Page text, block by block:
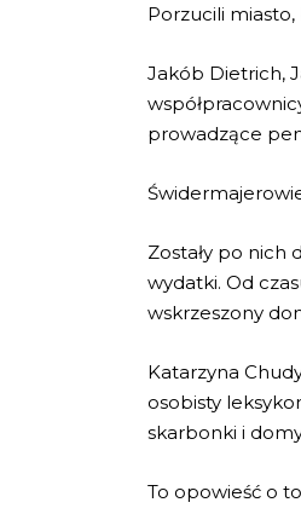
Porzucili miasto,
Jakób Dietrich,
prowadzące
Zostały po nich
wydatki. Od
wskrzeszony
Katarzyna
osobisty
skarbonki i
To opowieść o